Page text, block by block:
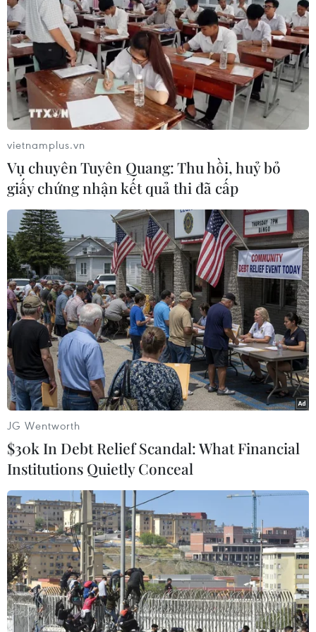
Đại sứ Nga ở Thổ Nhĩ Kỳ thiệt mạng sau
vụ ám sát chấn động
19/12/2016 17:23
Tờ Daily Sabah hôm 20/12 cho biết Đại sứ Nga ở Thổ
Nhĩ Kỳ Andrey Karlov đã qua đời trong ngày thứ Hai,
sau khi một kẻ tấn công nổ súng vào ông tại một buổi
triển lãm ở Ankara.
vietnamplus.vn
Vụ chuyên Tuyên Quang: Thu hồi, huỷ bỏ
giấy chứng nhận kết quả thi đã cấp
JG Wentworth
$30k In Debt Relief Scandal: What Financial
Institutions Quietly Conceal